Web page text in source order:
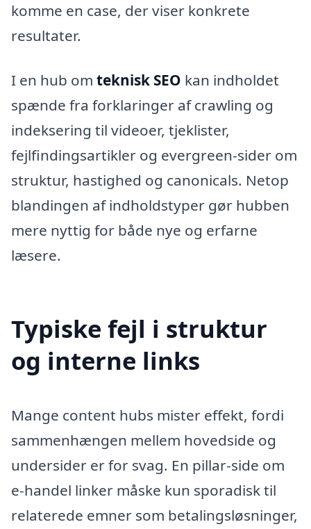
komme en case, der viser konkrete
resultater.
I en hub om teknisk SEO kan indholdet
spænde fra forklaringer af crawling og
indeksering til videoer, tjeklister,
fejlfindingsartikler og evergreen-sider om
struktur, hastighed og canonicals. Netop
blandingen af indholdstyper gør hubben
mere nyttig for både nye og erfarne
læsere.
Typiske fejl i struktur
og interne links
Mange content hubs mister effekt, fordi
sammenhængen mellem hovedside og
undersider er for svag. En pillar-side om
e-handel linker måske kun sporadisk til
relaterede emner som betalingsløsninger,